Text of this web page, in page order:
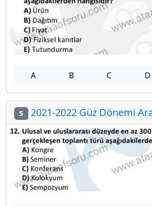
A B C D
5 2021-2022 Güz Dönemi Ara